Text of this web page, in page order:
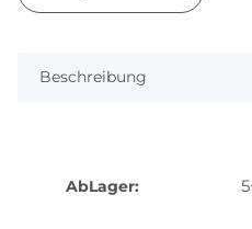
Beschreibung
AbLager: